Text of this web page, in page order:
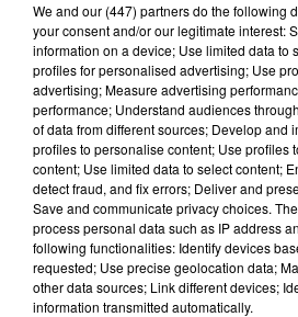
Cet élément est masqué
dépôt de cookies que vous
souhaitez l'afficher, merci de
en cliquant sur le
Afficher
(C) 2020
We and our (447) partnersdo the following
your consent and/or our legitimate interest:
information on a device; Use limited data to
profiles for personalised advertising; Use
advertising; Measure advertising
performance; Understand audiences
of data from different sources; Develop and
profiles to personalise content; Use profiles
content; Use limited data to select content;
detect fraud, and fix errors; Deliver and
Save and communicate privacy choices.
process personal data such as IP address
following functionalities: Identify devices
requested; Use precise geolocation data;
other data sources; Link different devices;
information transmitted automatically.